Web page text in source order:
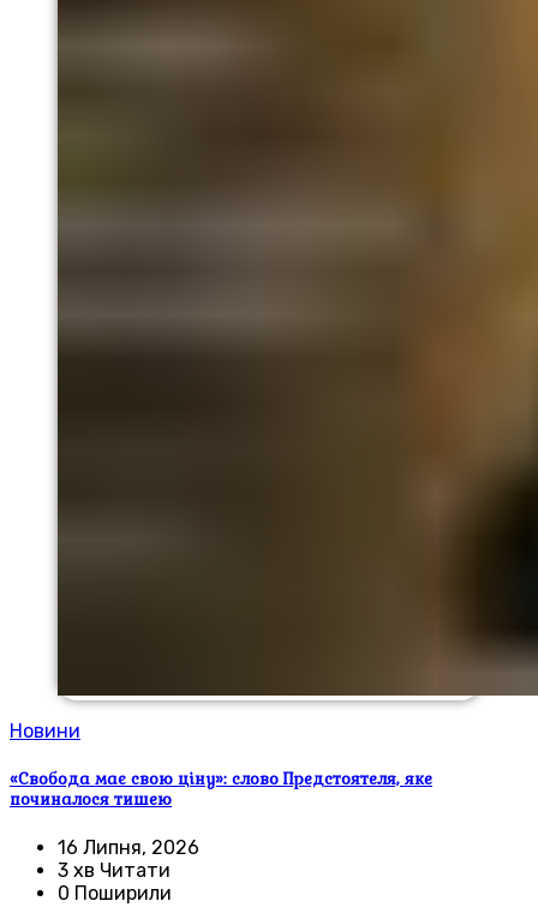
Новини
«Свобода має свою ціну»: слово Предстоятеля, яке
починалося тишею
16 Липня, 2026
3 хв Читати
0 Поширили